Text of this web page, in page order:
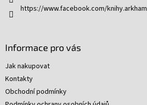
https://www.facebook.com/knihy.arkham
Informace pro vás
Jak nakupovat
Kontakty
Obchodní podmínky